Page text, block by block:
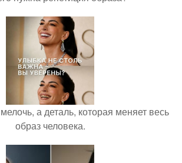
а деталь, которая меняет весь
образ человека.